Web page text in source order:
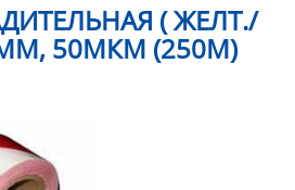
( ЖЕЛТ./
50МКМ (250М)